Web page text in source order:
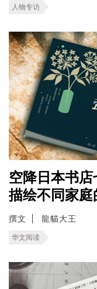
人物专访
空降日本书店
描绘不同家
撰文 龍貓大王
华文阅读